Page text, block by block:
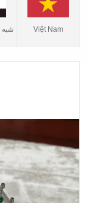
شبه Việt Nam